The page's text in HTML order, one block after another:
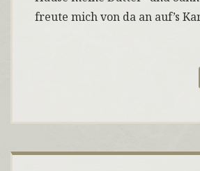
freute mich von da an auf’s